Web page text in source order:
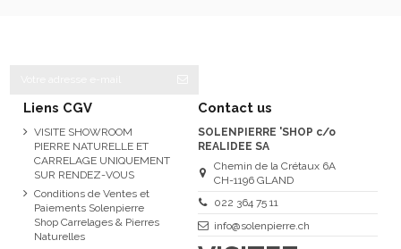
Liens CGV
VISITE SHOWROOM
PIERRE NATURELLE ET
CARRELAGE UNIQUEMENT
SUR RENDEZ-VOUS
Conditions de Ventes et
Paiements Solenpierre
Shop Carrelages & Pierres
Naturelles
Contact us
SOLENPIERRE 'SHOP c/o
REALIDEE SA
Chemin de la Crétaux 6A
CH-1196 GLAND
022 364 75 11
info@solenpierre.ch